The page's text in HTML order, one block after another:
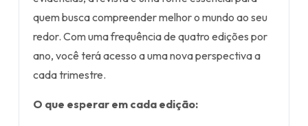
quem busca compreender melhor o mundo ao seu
redor. Com uma frequência de quatro edições por
ano, você terá acesso a uma nova perspectiva a
cada trimestre.
O que esperar em cada edição: